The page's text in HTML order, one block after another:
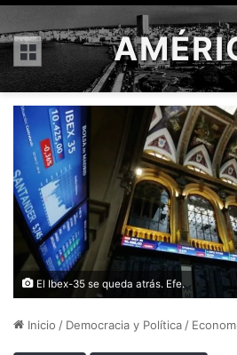
Menú
El Ibex-35 se queda atrás. Efe.
Inicio / Democracia y Política /